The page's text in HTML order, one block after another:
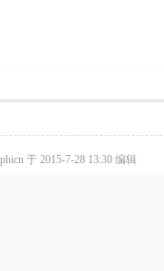
于 2015-7-28 13:30 编辑